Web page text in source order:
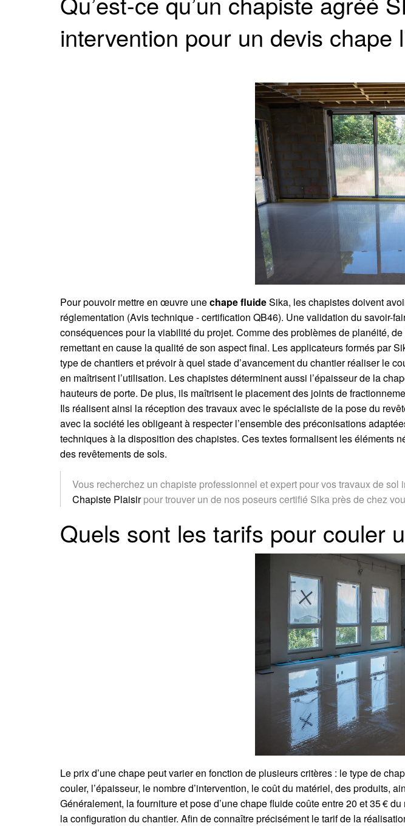
intervention pour un devis chape
Pour pouvoir mettre en œuvre unechape fluideSika, les chapistes doivent
réglementation (Avis technique - certification QB46). Une validation du savoir-
conséquences pour la viabilité du projet. Comme des problèmes de planéité,
remettant en cause la qualité de son aspect final. Les applicateurs formés par
type de chantiers et prévoir à quel stade d’avancement du chantier réaliser le
en maîtrisent l’utilisation. Les chapistes déterminent aussi l’épaisseur de la
hauteurs de porte. De plus, ils maîtrisent le placement des joints de
Ils réalisent ainsi la réception des travaux avec le spécialiste de la pose du
avec la société les obligeant à respecter l’ensemble des préconisations
techniques à la disposition des chapistes. Ces textes formalisent les éléments
des revêtements de sols.
Vous recherchez un chapiste professionnel et expert pour vos travaux de
Chapiste Plaisirpour trouver un de nos poseurs certifié Sika près de chez
Quels sont les tarifs pour couler
Le prix d’une chape peut varier en fonction de plusieurs critères : le type de
couler, l’épaisseur, le nombre d’intervention, le coût du matériel, des
Généralement, la fourniture et pose d’une chape fluide coûte entre 20 et 35 €
la configuration du chantier. Afin de connaître précisément le tarif de la